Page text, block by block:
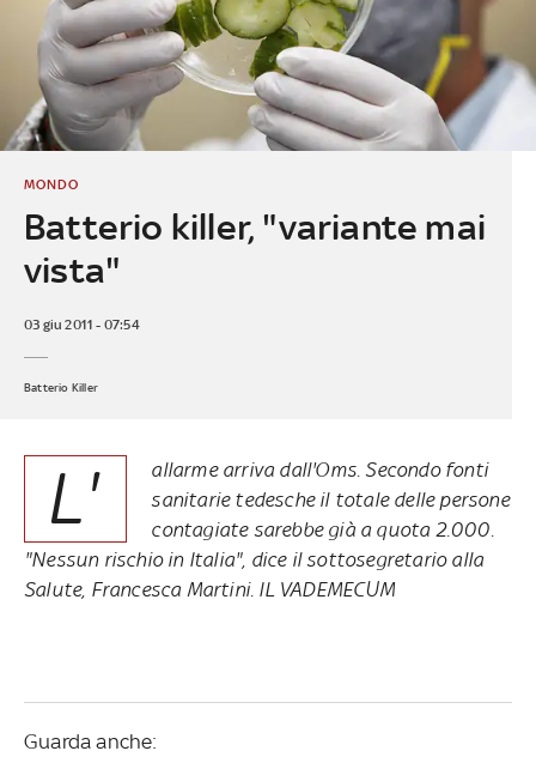
Batterio killer, "variante mai
vista"
MONDO
03 giu 2011 - 07:54
Batterio Killer
L'
allarme arriva dall'Oms. Secondo fonti
sanitarie tedesche il totale delle persone
contagiate sarebbe già a quota 2.000.
"Nessun rischio in Italia", dice il sottosegretario alla
Salute, Francesca Martini. IL VADEMECUM
Guarda anche: